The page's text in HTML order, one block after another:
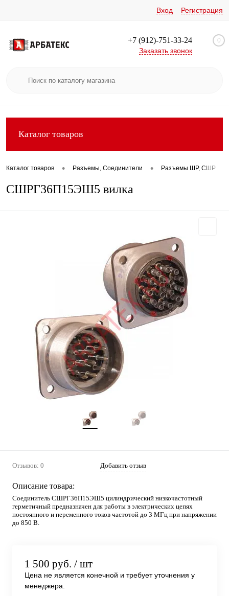
Вход Регистрация
+7 (912)-751-33-24
Заказать звонок
0
Каталог товаров
Каталог товаров • Разъемы, Соединители • Разъемы ШР, СШР
СШРГ36П15ЭШ5 вилка
Отзывов: 0 Добавить отзыв
Описание товара:
Соединитель СШРГ36П15ЭШ5 цилиндрический низкочастотный
герметичный предназначен для работы в электрических цепях
постоянного и переменного токов частотой до 3 МГц при напряжении
до 850 В.
1 500 руб. / шт
Цена не является конечной и требует уточнения у
менеджера.